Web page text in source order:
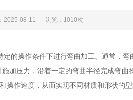
2025-08-11 浏览：1010次
操作条件下进行弯曲加工。通常，弯
加压力，沿着一定的弯曲半径完成弯
作速度，从而实现不同材质和形状的型